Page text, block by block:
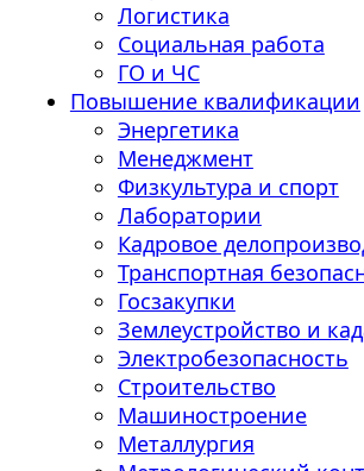
Логистика
Социальная работа
ГО и ЧС
Повышение квалификации
Энергетика
Менеджмент
Физкультура и спорт
Лаборатории
Кадровое
Транспортная
Госзакупки
Землеустройство и
Электробезопасность
Строительство
Машиностроение
Металлургия